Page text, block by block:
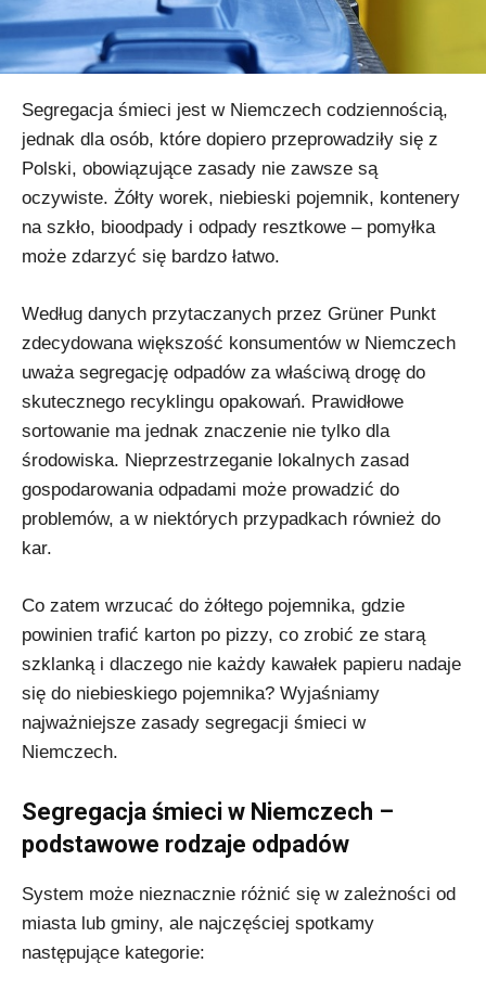
Segregacja śmieci jest w Niemczech codziennością,
jednak dla osób, które dopiero przeprowadziły się z
Polski, obowiązujące zasady nie zawsze są
oczywiste. Żółty worek, niebieski pojemnik, kontenery
na szkło, bioodpady i odpady resztkowe – pomyłka
może zdarzyć się bardzo łatwo.
Według danych przytaczanych przez Grüner Punkt
zdecydowana większość konsumentów w Niemczech
uważa segregację odpadów za właściwą drogę do
skutecznego recyklingu opakowań. Prawidłowe
sortowanie ma jednak znaczenie nie tylko dla
środowiska. Nieprzestrzeganie lokalnych zasad
gospodarowania odpadami może prowadzić do
problemów, a w niektórych przypadkach również do
kar.
Co zatem wrzucać do żółtego pojemnika, gdzie
powinien trafić karton po pizzy, co zrobić ze starą
szklanką i dlaczego nie każdy kawałek papieru nadaje
się do niebieskiego pojemnika? Wyjaśniamy
najważniejsze zasady segregacji śmieci w
Niemczech.
Segregacja śmieci w Niemczech –
podstawowe rodzaje odpadów
System może nieznacznie różnić się w zależności od
miasta lub gminy, ale najczęściej spotkamy
następujące kategorie: